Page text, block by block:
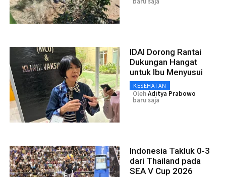
IDAI Dorong Rantai
Dukungan Hangat
untuk Ibu Menyusui
KESEHATAN
OlehAditya Prabowo
baru saja
Indonesia Takluk 0-3
dari Thailand pada
SEA V Cup 2026